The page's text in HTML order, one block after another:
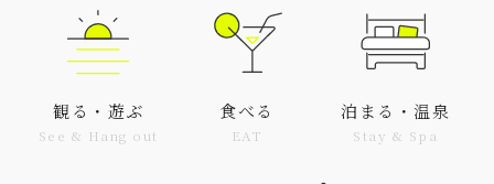
観る・遊ぶ
See & Hang out
食べる
EAT
泊まる・温泉
Stay & Spa